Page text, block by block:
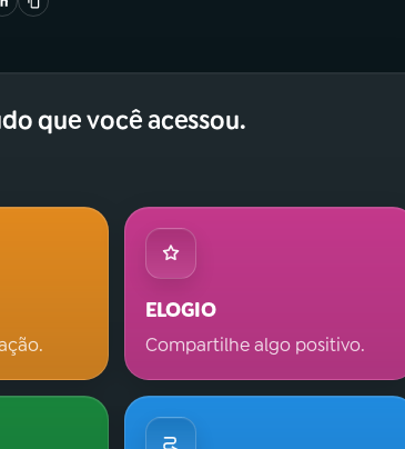
que você acessou.
ELOGIO
Compartilhe algo positivo.